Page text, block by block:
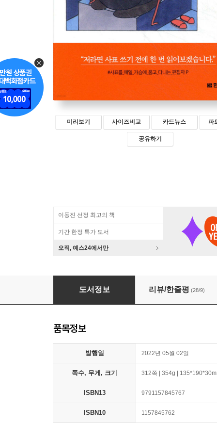
미리보기 사이즈비교 카드뉴스 파
공유하기
이동진 선정 최고의 책
기간 한정 특가 도서
오직, 예스24에서만
벌레가 되어도 출근은 해야 해
도서정보 리뷰/한줄평 (28/9)
품목정보
발행일 2022년 05월 02일
쪽수, 무게, 크기 312쪽 | 354g |
ISBN13 9791157845767
ISBN10 1157845762